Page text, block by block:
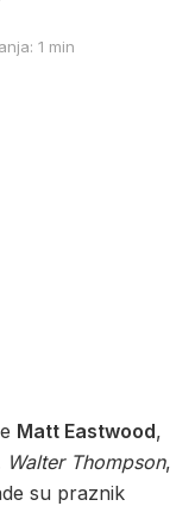
1 min
Matt Eastwood,
Walter Thompson,
su praznik